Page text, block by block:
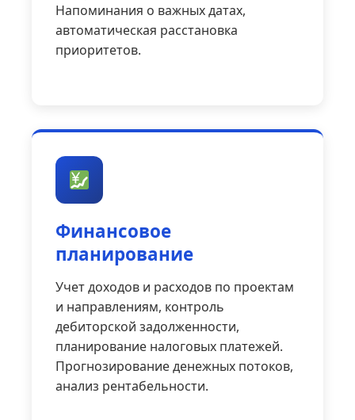
Напоминания о важных датах,
автоматическая расстановка
приоритетов.
Финансовое
планирование
Учет доходов и расходов по проектам
и направлениям, контроль
дебиторской задолженности,
планирование налоговых платежей.
Прогнозирование денежных потоков,
анализ рентабельности.